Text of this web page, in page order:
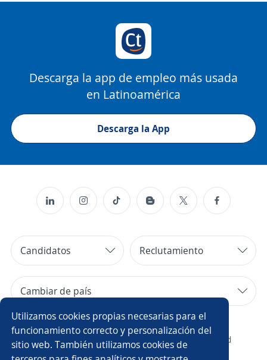
Utilizamos cookies propias necesarias para el
funcionamiento correcto y personalización del
sitio web. También utilizamos cookies de
Descarga la app de empleo más usada
en Latinoamérica
Descarga la App
Candidatos Reclutamiento
Cambiar de país
Copyright 2014 - 2026 DGNET LTD.
¿Quiénes somos?
Aviso legal privacidad